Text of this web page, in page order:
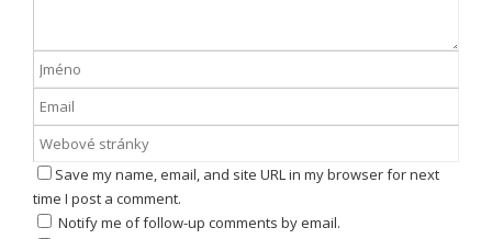
Save my name, email, and site URL in my browser for next
time I post a comment.
Notify me of follow-up comments by email.